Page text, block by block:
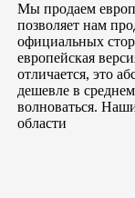
Мы продаем
позволяет нам
официальных
европейская
отличается, это
дешевле в
волноваться.
области